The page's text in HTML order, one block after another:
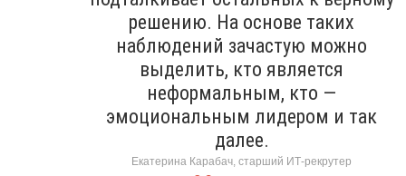
решению. На основе таких
наблюдений зачастую можно
выделить, кто является
неформальным, кто —
эмоциональным лидером и так
далее.
Екатерина Карабач, старший ИТ-рекрутер